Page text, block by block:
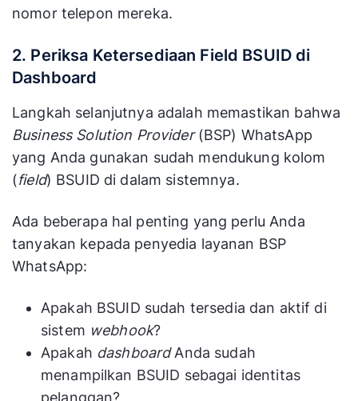
nomor telepon mereka.
2. Periksa Ketersediaan Field BSUID di
Dashboard
Langkah selanjutnya adalah memastikan bahwa
Business Solution Provider(BSP) WhatsApp
yang Anda gunakan sudah mendukung kolom
(field) BSUID di dalam sistemnya.
Ada beberapa hal penting yang perlu Anda
tanyakan kepada penyedia layanan BSP
WhatsApp:
Apakah BSUID sudah tersedia dan aktif di
sistem webhook?
Apakah dashboardAnda sudah
menampilkan BSUID sebagai identitas
pelanggan?